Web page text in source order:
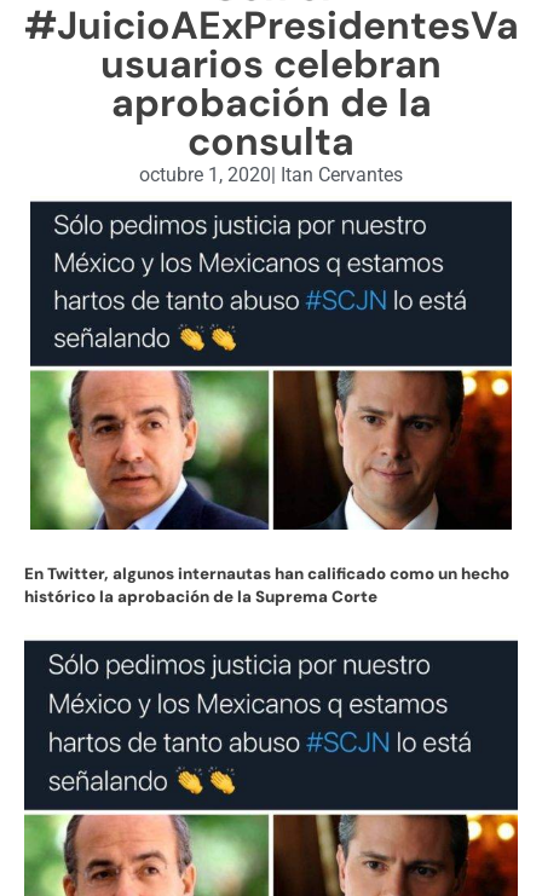
#JuicioAExPresidentesVa
usuarios celebran
aprobación de la
consulta
octubre 1, 2020| Itan Cervantes
En Twitter, algunos internautas han calificado como un hecho
histórico la aprobación de la Suprema Corte